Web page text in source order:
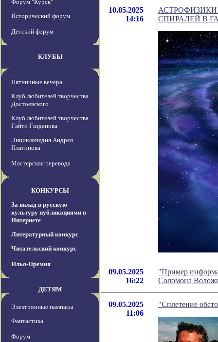
Форум "Курск"
Исторический форум
Детский форум
КЛУБЫ
Пятничные вечера
Клуб любителей творчества
Достоевского
Клуб любителей творчества
Гайто Газданова
Энциклопедия Андрея
Платонова
Мастерская перевода
КОНКУРСЫ
За вклад в русскую
культуру публикациями в
Интернете
Литературный конкурс
Читательский конкурс
Илья-Премия
ДЕТЯМ
Электронные пампасы
Фантастика
Форум
10.05.2025
14:16
СПИРАЛЕЙ В
09.05.2025
16:22
"Пример
Соломона
09.05.2025
11:06
"Сплетение